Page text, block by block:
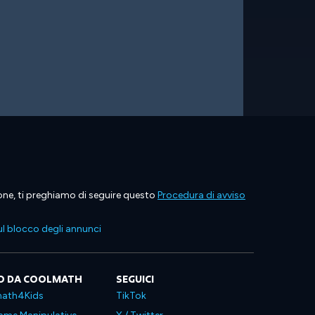
ti preghiamo di seguire questo Procedura di avviso
blocco degli annunci
DA COOLMATH SEGUICI
TikTok